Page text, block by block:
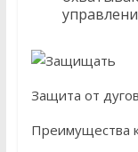
Защита от
Преимущества